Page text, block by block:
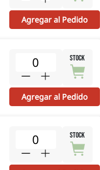
Agregar al Pedido
STOCK
Agregar al Pedido
STOCK